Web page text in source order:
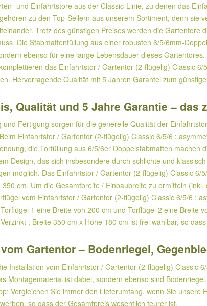
und Einfahrtstore aus der Classic-Linie, zu denen das
zu den Top-Sellern aus unserem Sortiment, denn
Trotz des günstigen Preises werden die
Die Stabmattenfüllung aus einer robusten 6/5/6mm-
ebenso für eine lange Lebensdauer dieses
das Einfahrtstor / Gartentor (2-flügelig) Classic
Hervorragende Qualität mit 5 Jahren Garantei zum
Qualität und 5 Jahre Garantie – das
und Fertigung sorgen für die generelle Qualität der
Einfahrtstor / Gartentor (2-flügelig) Classic 6/5/6 ;
die Torfüllung aus 6/5/6er Doppelstabmatten
Design, das sich insbesondere durch schlichte und
möglich. Das Einfahrtstor / Gartentor (2-flügelig) Classic
cm. Um die Gesamtbreite / Einbaubreite zu ermitteln
vom Einfahrtstor / Gartentor (2-flügelig) Classic 6/5/6 ;
1 eine Breite von 200 cm und Torflügel 2 eine
; Breite 350 cm x Höhe 180 cm ist frei wählbar, so
Gartentor – Bodenriegel,
Installation vom Einfahrtstor / Gartentor (2-flügelig) Classic
Montagematerial ist dabei, sondern ebenso sind
Vergleichen Sie immer den Lieferumfang, wenn Sie
so dass der Gesamtpreis wesentlich teurer ist.